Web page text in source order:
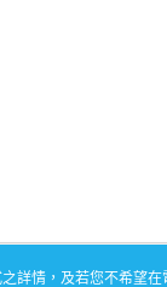
詳情，及若您不希望